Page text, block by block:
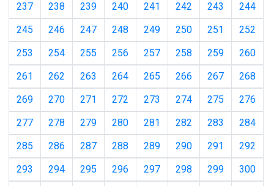
237
238 239 240 241 242 243
244
245
246 247 248 249 250 251
252
253
254 255 256 257 258 259
260
261
262 263 264 265 266 267
268
269
270 271 272 273 274 275
276
277
278 279 280 281 282 283
284
285
286 287 288 289 290 291
292
293
294 295 296 297 298 299
300